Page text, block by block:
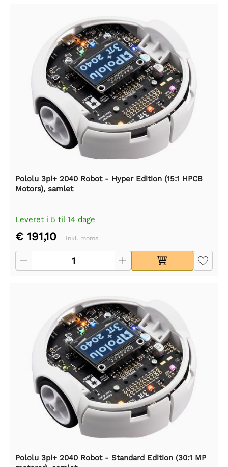
Pololu 3pi+ 2040 Robot - Hyper Edition (15:1 HPCB
Motors), samlet
Leveret i 5 til 14 dage
€ 191,10 Inkl. moms
Pololu 3pi+ 2040 Robot - Standard Edition (30:1 MP